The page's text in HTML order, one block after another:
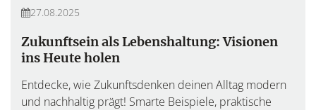
27.08.2025
Zukunftsein als Lebenshaltung: Visionen
ins Heute holen
Entdecke, wie Zukunftsdenken deinen Alltag modern
und nachhaltig prägt! Smarte Beispiele, praktische